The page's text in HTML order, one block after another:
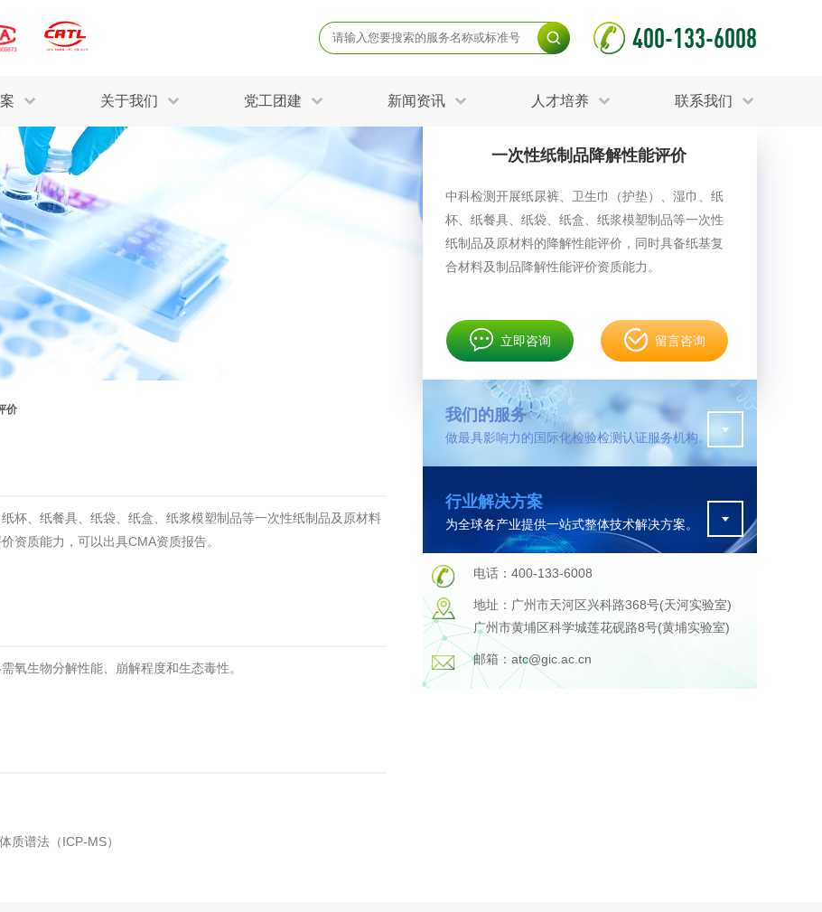
400-133-6008
关于我们 党工团建 新闻资讯 人才培养 联系我们
电磁辐射检测 声环境与振动检测
二噁英检测 更多
评价 危废鉴定
更多
核 环境风险评价 更多
摄影测量与遥感 更多
治理
在线咨询 在线咨询
解决方案
SOLUTIONS
球各产业提供一站式
技术解决方案。
病毒杀灭试验
防护产品检测
运动场地检测
涉水产品检测
食品接触材料检测
可靠性测试
化妆品检测
水资源检测
毒理检测
光伏检测
一次性纸制品降解性能评价
中科检测开展纸尿裤、卫生巾（护垫）、湿巾、纸
杯、纸餐具、纸袋、纸盒、纸浆模塑制品等一次性
纸制品及原材料的降解性能评价，同时具备纸基复
合材料及制品降解性能评价资质能力。
立即咨询 留言咨询
价
杯、纸餐具、纸袋、纸盒、纸浆模塑制品等一次性纸制品及原材料
资质能力，可以出具CMA资质报告。
氧生物分解性能、崩解程度和生态毒性。
质谱法（ICP-MS）
我们的服务
做最具影响力的国际化检验检测认证服务机构。
行业解决方案
为全球各产业提供一站式整体技术解决方案。
电话：400-133-6008
地址：广州市天河区兴科路368号(天河实验室)
广州市黄埔区科学城莲花砚路8号(黄埔实验室)
邮箱：atc@gic.ac.cn